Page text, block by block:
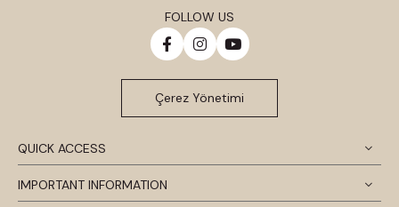
QUICK ACCESS
IMPORTANT INFORMATION
FOLLOW US
Çerez Yönetimi